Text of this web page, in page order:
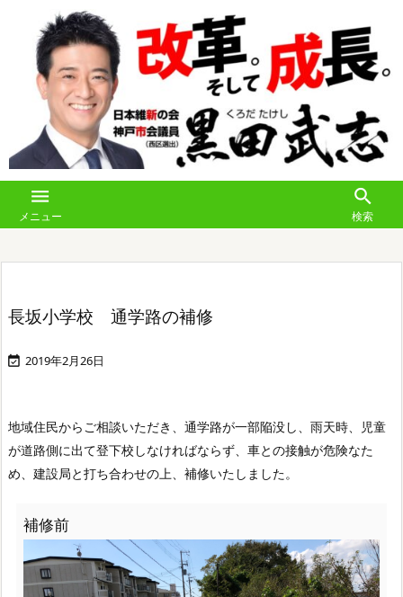

メニュー

検索
長坂小学校 通学路の補修
 2019年2月26日
地域住民からご相談いただき、通学路が一部陥没し、雨天時、児童
が道路側に出て登下校しなければならず、車との接触が危険なた
め、建設局と打ち合わせの上、補修いたしました。
補修前